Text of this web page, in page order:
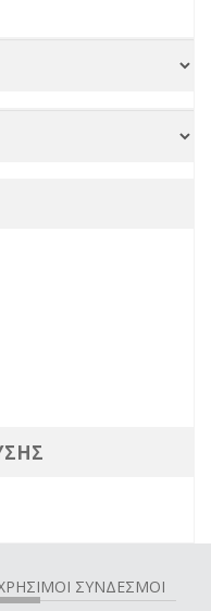
ΣΥΝΔΕΣΜΟΙ